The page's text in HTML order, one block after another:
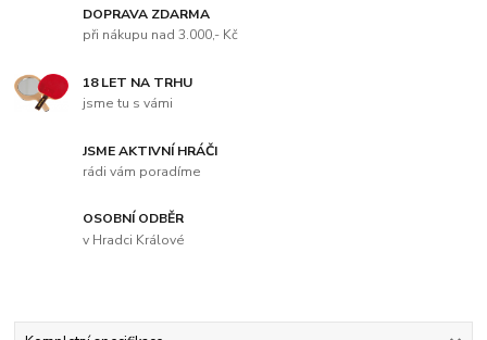
DOPRAVA ZDARMA
při nákupu nad 3.000,- Kč
18 LET NA TRHU
jsme tu s vámi
JSME AKTIVNÍ HRÁČI
rádi vám poradíme
OSOBNÍ ODBĚR
v Hradci Králové